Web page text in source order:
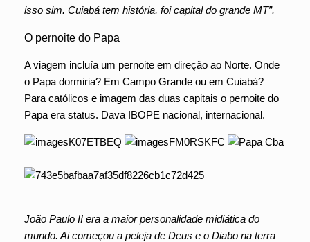
isso sim. Cuiabá tem história, foi capital do grande MT”.
O pernoite do Papa
A viagem incluía um pernoite em direção ao Norte. Onde
o Papa dormiria? Em Campo Grande ou em Cuiabá?
Para católicos e imagem das duas capitais o pernoite do
Papa era status. Dava IBOPE nacional, internacional.
João Paulo II era a maior personalidade midiática do
mundo. Ai começou a peleja de Deus e o Diabo na terra